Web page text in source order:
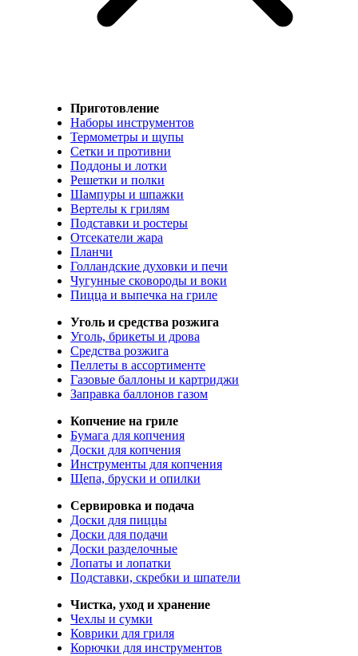
Приготовление
Наборы инструментов
Термометры и щупы
Сетки и противни
Поддоны и лотки
Решетки и полки
Шампуры и шпажки
Вертелы к грилям
Подставки и ростеры
Отсекатели жара
Планчи
Голландские духовки и печи
Чугунные сковороды и воки
Пицца и выпечка на гриле
Уголь и средства розжига
Уголь, брикеты и дрова
Средства розжига
Пеллеты в ассортименте
Газовые баллоны и картриджи
Заправка баллонов газом
Копчение на гриле
Бумага для копчения
Доски для копчения
Инструменты для копчения
Щепа, бруски и опилки
Сервировка и подача
Доски для пиццы
Доски для подачи
Доски разделочные
Лопаты и лопатки
Подставки, скребки и шпатели
Чистка, уход и хранение
Чехлы и сумки
Коврики для гриля
Корючки для инструментов